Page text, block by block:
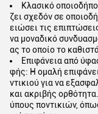
Κλασικό
ζει σχεδόν σε
ειώσει τις
να μοναδικό
ας το οποίο το
Επιφάνεια από
φής: Η ομαλή
ντικιού για να
και ακριβής
ύπους ποντικιών,